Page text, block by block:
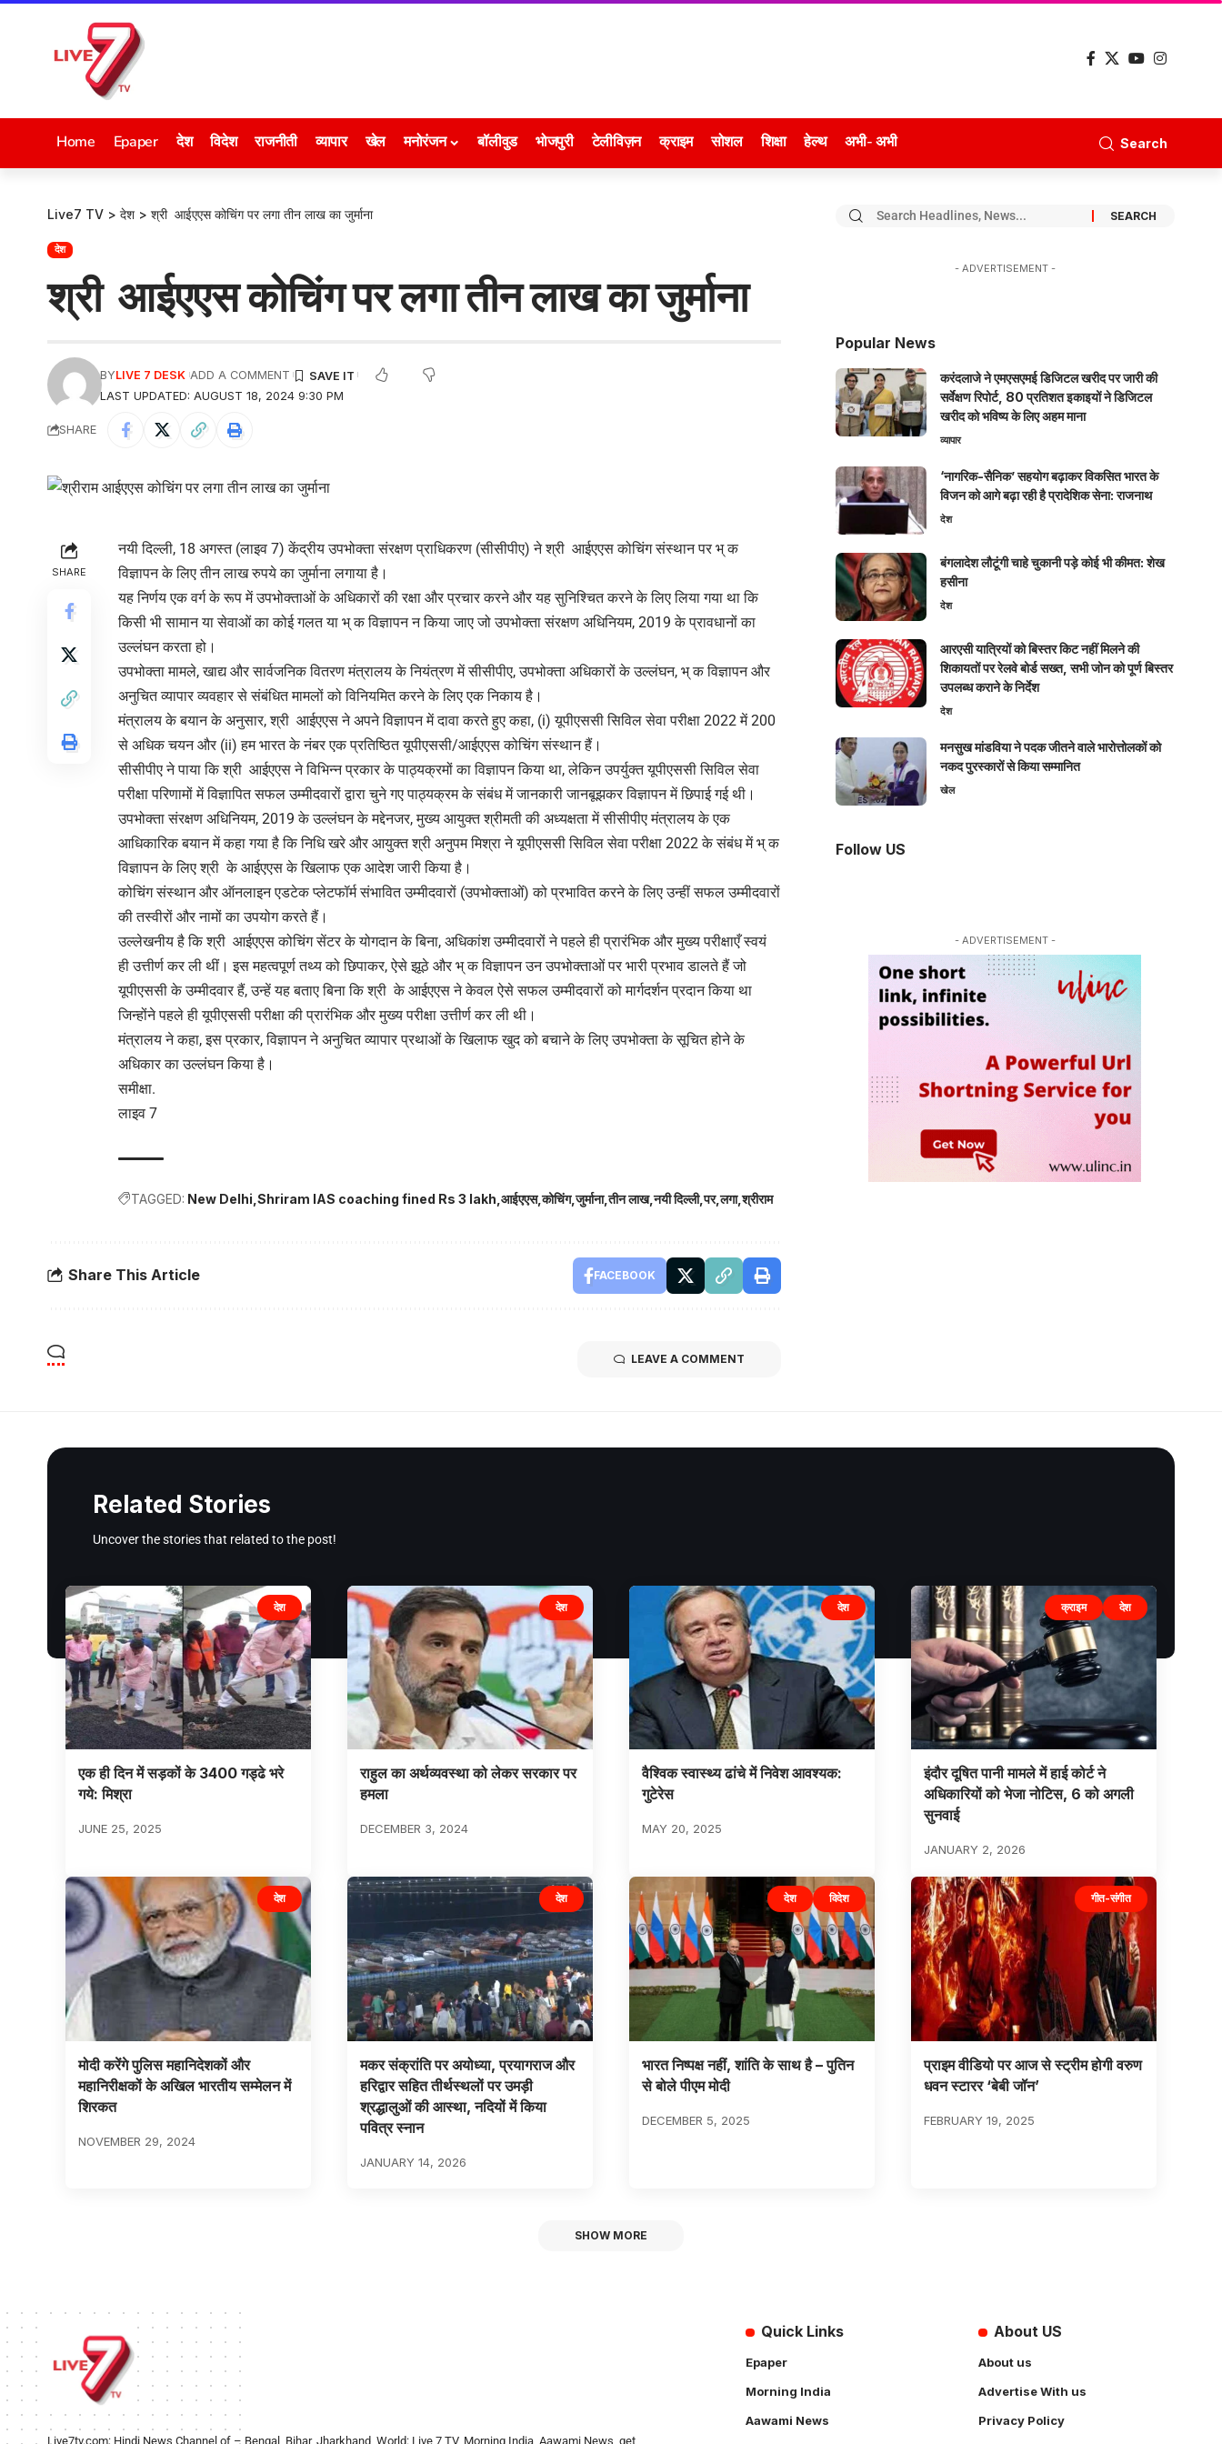
Home Epaper देश विदेश राजनीती व्यापार खेल मनोरंजन बॉलीवुड भोजपुरी टेलीविज़न क्राइम सोशल शिक्षा हेल्थ अभी- अभी Search
Live7 TV > देश > श्री आईएएस कोचिंग पर लगा तीन लाख का जुर्माना
देश
श्री आईएएस कोचिंग पर लगा तीन लाख का जुर्माना
LAST UPDATED: AUGUST 18, 2024 9:30 PM
BYLIVE 7 DESK ADD A COMMENT
SHARE
SHARE
नयी दिल्ली, 18 अगस्त (लाइव 7) केंद्रीय उपभोक्ता संरक्षण प्राधिकरण (सीसीपीए) ने श्री आईएएस कोचिंग संस्थान पर भ् क
विज्ञापन के लिए तीन लाख रुपये का जुर्माना लगाया है।
यह निर्णय एक वर्ग के रूप में उपभोक्ताओं के अधिकारों की रक्षा और प्रचार करने और यह सुनिश्चित करने के लिए लिया गया था कि
किसी भी सामान या सेवाओं का कोई गलत या भ् क विज्ञापन न किया जाए जो उपभोक्ता संरक्षण अधिनियम, 2019 के प्रावधानों का
उल्लंघन करता हो।
उपभोक्ता मामले, खाद्य और सार्वजनिक वितरण मंत्रालय के नियंत्रण में सीसीपीए, उपभोक्ता अधिकारों के उल्लंघन, भ् क विज्ञापन और
अनुचित व्यापार व्यवहार से संबंधित मामलों को विनियमित करने के लिए एक निकाय है।
मंत्रालय के बयान के अनुसार, श्री आईएएस ने अपने विज्ञापन में दावा करते हुए कहा, (i) यूपीएससी सिविल सेवा परीक्षा 2022 में 200
से अधिक चयन और (ii) हम भारत के नंबर एक प्रतिष्ठित यूपीएससी/आईएएस कोचिंग संस्थान हैं।
सीसीपीए ने पाया कि श्री आईएएस ने विभिन्न प्रकार के पाठ्यक्रमों का विज्ञापन किया था, लेकिन उपर्युक्त यूपीएससी सिविल सेवा
परीक्षा परिणामों में विज्ञापित सफल उम्मीदवारों द्वारा चुने गए पाठ्यक्रम के संबंध में जानकारी जानबूझकर विज्ञापन में छिपाई गई थी।
उपभोक्ता संरक्षण अधिनियम, 2019 के उल्लंघन के मद्देनजर, मुख्य आयुक्त श्रीमती की अध्यक्षता में सीसीपीए मंत्रालय के एक
आधिकारिक बयान में कहा गया है कि निधि खरे और आयुक्त श्री अनुपम मिश्रा ने यूपीएससी सिविल सेवा परीक्षा 2022 के संबंध में भ् क
विज्ञापन के लिए श्री के आईएएस के खिलाफ एक आदेश जारी किया है।
कोचिंग संस्थान और ऑनलाइन एडटेक प्लेटफॉर्म संभावित उम्मीदवारों (उपभोक्ताओं) को प्रभावित करने के लिए उन्हीं सफल उम्मीदवारों
की तस्वीरों और नामों का उपयोग करते हैं।
उल्लेखनीय है कि श्री आईएएस कोचिंग सेंटर के योगदान के बिना, अधिकांश उम्मीदवारों ने पहले ही प्रारंभिक और मुख्य परीक्षाएँ स्वयं
ही उत्तीर्ण कर ली थीं। इस महत्वपूर्ण तथ्य को छिपाकर, ऐसे झूठे और भ् क विज्ञापन उन उपभोक्ताओं पर भारी प्रभाव डालते हैं जो
यूपीएससी के उम्मीदवार हैं, उन्हें यह बताए बिना कि श्री के आईएएस ने केवल ऐसे सफल उम्मीदवारों को मार्गदर्शन प्रदान किया था
जिन्होंने पहले ही यूपीएससी परीक्षा की प्रारंभिक और मुख्य परीक्षा उत्तीर्ण कर ली थी।
मंत्रालय ने कहा, इस प्रकार, विज्ञापन ने अनुचित व्यापार प्रथाओं के खिलाफ खुद को बचाने के लिए उपभोक्ता के सूचित होने के
अधिकार का उल्लंघन किया है।
समीक्षा.
लाइव 7
TAGGED: New Delhi Shriram IAS coaching fined Rs 3 lakh आईएएस कोचिंग जुर्माना तीन लाख नयी दिल्ली पर लगा श्रीराम
Share This Article FACEBOOK
LEAVE A COMMENT
- ADVERTISEMENT -
Popular News
करंदलाजे ने एमएसएमई डिजिटल खरीद पर जारी की
सर्वेक्षण रिपोर्ट, 80 प्रतिशत इकाइयों ने डिजिटल
खरीद को भविष्य के लिए अहम माना
व्यापार
‘नागरिक-सैनिक’ सहयोग बढ़ाकर विकसित भारत के
विजन को आगे बढ़ा रही है प्रादेशिक सेना: राजनाथ
देश
बंगलादेश लौटूंगी चाहे चुकानी पड़े कोई भी कीमत: शेख
हसीना
देश
आरएसी यात्रियों को बिस्तर किट नहीं मिलने की
शिकायतों पर रेलवे बोर्ड सख्त, सभी जोन को पूर्ण बिस्तर
उपलब्ध कराने के निर्देश
देश
मनसुख मांडविया ने पदक जीतने वाले भारोत्तोलकों को
नकद पुरस्कारों से किया सम्मानित
खेल
Follow US
- ADVERTISEMENT -
Related Stories
Uncover the stories that related to the post!
देश
एक ही दिन में सड़कों के 3400 गड्ढे भरे
गये: मिश्रा
JUNE 25, 2025
देश
राहुल का अर्थव्यवस्था को लेकर सरकार पर
हमला
DECEMBER 3, 2024
देश
वैश्विक स्वास्थ्य ढांचे में निवेश आवश्यक:
गुटेरेस
MAY 20, 2025
क्राइम देश
इंदौर दूषित पानी मामले में हाई कोर्ट ने
अधिकारियों को भेजा नोटिस, 6 को अगली
सुनवाई
JANUARY 2, 2026
देश
मोदी करेंगे पुलिस महानिदेशकों और
महानिरीक्षकों के अखिल भारतीय सम्मेलन में
शिरकत
NOVEMBER 29, 2024
देश
मकर संक्रांति पर अयोध्या, प्रयागराज और
हरिद्वार सहित तीर्थस्थलों पर उमड़ी
श्रद्धालुओं की आस्था, नदियों में किया
पवित्र स्नान
JANUARY 14, 2026
देश विदेश
भारत निष्पक्ष नहीं, शांति के साथ है – पुतिन
से बोले पीएम मोदी
DECEMBER 5, 2025
गीत-संगीत
प्राइम वीडियो पर आज से स्ट्रीम होगी वरुण
धवन स्टारर ‘बेबी जॉन’
FEBRUARY 19, 2025
SHOW MORE
Live7tv.com: Hindi News Channel of – Bengal, Bihar, Jharkhand, World: Live 7 TV, Morning India, Aawami News, get
Quick Links
Epaper
Morning India
Aawami News
About US
About us
Advertise With us
Privacy Policy